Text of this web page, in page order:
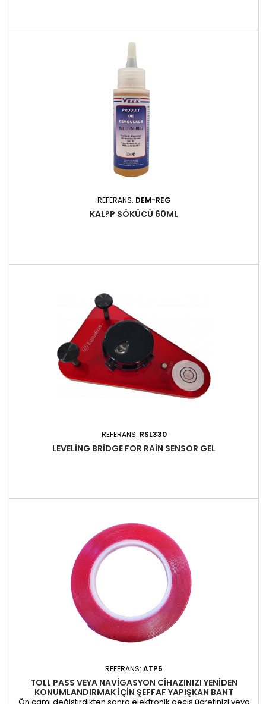
REFERANS: DEM-REG
KAL?P SÖKÜCÜ 60ML
REFERANS: RSL330
LEVELING BRIDGE FOR RAIN SENSOR GEL
REFERANS: ATP5
TOLL PASS VEYA NAVIGASYON CIHAZINIZI YENIDEN
KONUMLANDIRMAK IÇIN ŞEFFAF YAPIŞKAN BANT